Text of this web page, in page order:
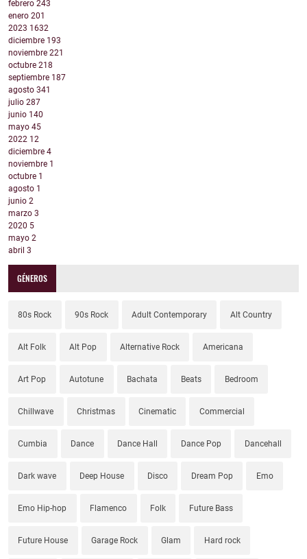
febrero 243
enero 201
2023 1632
diciembre 193
noviembre 221
octubre 218
septiembre 187
agosto 341
julio 287
junio 140
mayo 45
2022 12
diciembre 4
noviembre 1
octubre 1
agosto 1
junio 2
marzo 3
2020 5
mayo 2
abril 3
GÉNEROS
80s Rock 90s Rock Adult Contemporary Alt Country
Alt Folk Alt Pop Alternative Rock Americana
Art Pop Autotune Bachata Beats Bedroom
Chillwave Christmas Cinematic Commercial
Cumbia Dance Dance Hall Dance Pop Dancehall
Dark wave Deep House Disco Dream Pop Emo
Emo Hip-hop Flamenco Folk Future Bass
Future House Garage Rock Glam Hard rock